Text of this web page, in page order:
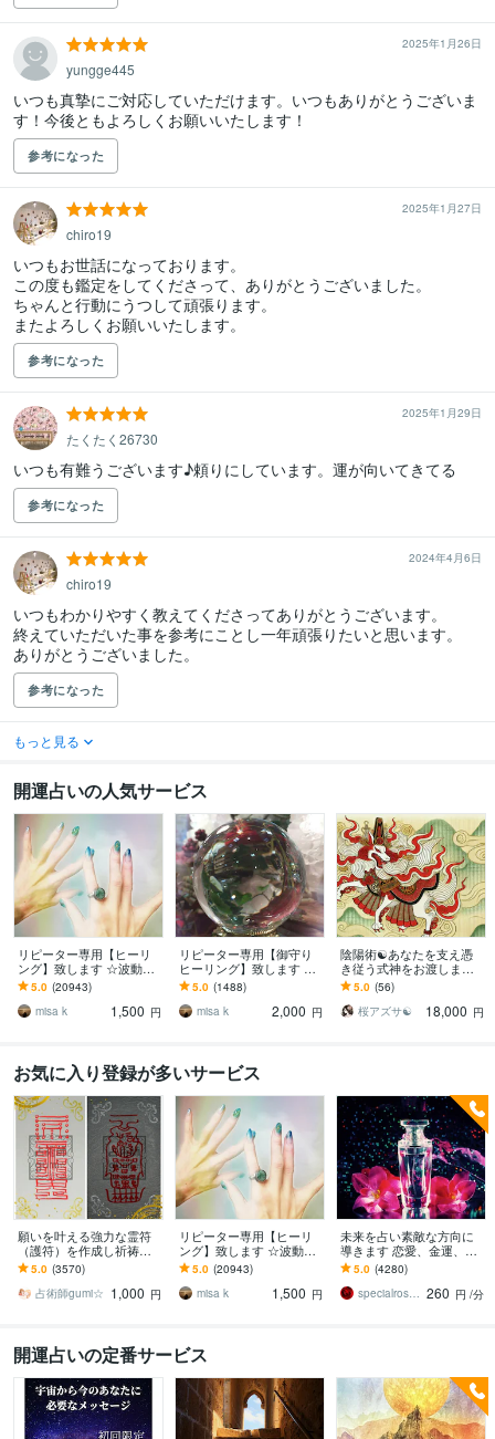
2025年1月26日
yungge445
いつも真摯にご対応していただけます。いつもありがとうございま
す！今後ともよろしくお願いいたします！
参考になった
2025年1月27日
chiro19
いつもお世話になっております。
この度も鑑定をしてくださって、ありがとうございました。
ちゃんと行動にうつして頑張ります。
またよろしくお願いいたします。
参考になった
2025年1月29日
たくたく26730
いつも有難うございます♪頼りにしています。運が向いてきてる
参考になった
2024年4月6日
chiro19
いつもわかりやすく教えてくださってありがとうございます。
終えていただいた事を参考にことし一年頑張りたいと思います。
ありがとうございました。
参考になった
もっと見る
開運占いの人気サービス
リピーター専用【ヒーリ
ング】致します ☆波動を
上げ、流れを良くします
☆
5.0 (20943)
misa k
1,500 円
リピーター専用【御守り
ヒーリング】致します ☆
願いを込めたい人に、あ
なたに☆
5.0 (1488)
misa k
2,000 円
陰陽術☯️あなたを支え憑
き従う式神をお渡します
あなただけに仕える式神
が、誰もが羨む守護と幸
運を引き寄せます
5.0 (56)
桜アズサ☯️
18,000 円
お気に入り登録が多いサービス
願いを叶える強力な霊符
（護符）を作成し祈祷致
します 縁結び、恋愛、復
縁、金運、仕事、人間関
係、健康、子宝など
5.0 (3570)
占術師gumi☆ 1,000 円
リピーター専用【ヒーリ
ング】致します ☆波動を
上げ、流れを良くします
☆
5.0 (20943)
misa k
1,500 円
未来を占い素敵な方向に
導きます 恋愛、金運、お
仕事運、人間関係など明
るい未来に繋げていきま
す
5.0 (4280)
specialrose ローズ 260 円 /分
開運占いの定番サービス